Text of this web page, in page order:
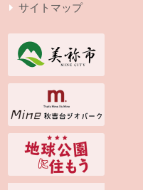
サイトマップ